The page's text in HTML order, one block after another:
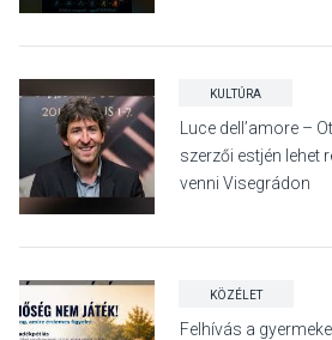
KULTÚRA
Luce dell’amore –
szerzői estjén lehet
venni Visegrádon
KÖZÉLET
Felhívás a